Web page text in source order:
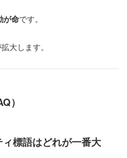
が命です。
大します。
）
標語はどれが一番大